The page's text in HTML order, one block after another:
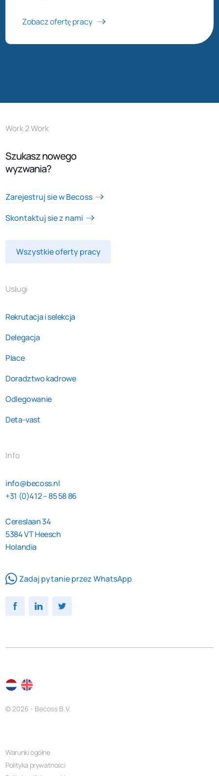
Zobacz ofertę pracy
Work 2 Work
Szukasz nowego
wyzwania?
Zarejestruj sie w Becoss
Skontaktuj sie z nami
Wszystkie oferty pracy
Usługi
Rekrutacja i selekcja
Delegacja
Płace
Doradztwo kadrowe
Odlegowanie
Deta-vast
Info
info@becoss.nl
+31 (0)412 – 85 58 86
Cereslaan 34
5384 VT Heesch
Holandia
Zadaj pytanie przez WhatsApp
© 2026 - Becoss B.V.
Warunki ogólne
Polityka prywatności